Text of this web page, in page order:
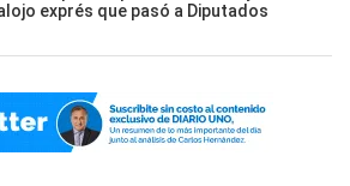
exprés que pasó a Diputados